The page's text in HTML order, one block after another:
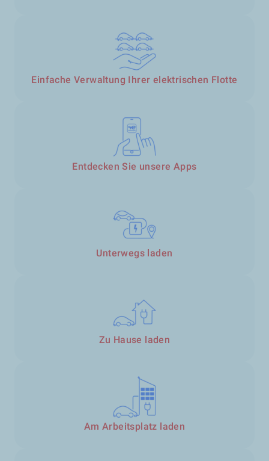
Einfache Verwaltung Ihrer elektrischen Flotte
Entdecken Sie unsere Apps
Unterwegs laden
Zu Hause laden
Am Arbeitsplatz laden